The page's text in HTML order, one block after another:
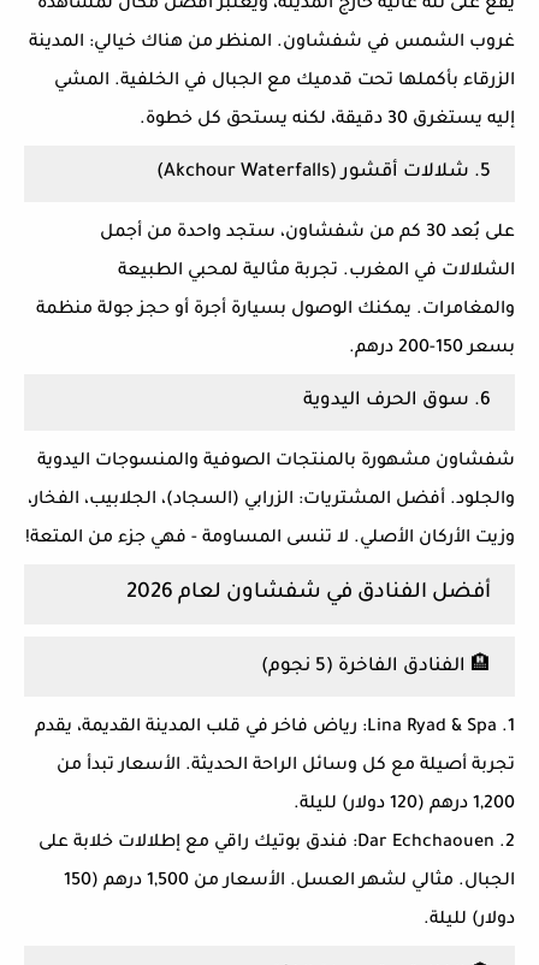
يقع على تلة عالية خارج المدينة، ويُعتبرأفضل مكان لمشاهدة
غروب الشمس في شفشاون. المنظر من هناك خيالي: المدينة
الزرقاء بأكملها تحت قدميك مع الجبال في الخلفية. المشي
إليه يستغرق 30 دقيقة، لكنه يستحق كل خطوة.
5. شلالات أقشور (Akchour Waterfalls)
على بُعد 30 كم من شفشاون، ستجد واحدة من أجمل
الشلالات في المغرب. تجربة مثالية لمحبي الطبيعة
والمغامرات. يمكنك الوصول بسيارة أجرة أو حجز جولة منظمة
بسعر 150-200 درهم.
6. سوق الحرف اليدوية
شفشاون مشهورة بالمنتجات الصوفية والمنسوجات اليدوية
والجلود. أفضل المشتريات: الزرابي (السجاد)، الجلابيب، الفخار،
وزيت الأركان الأصلي. لا تنسى المساومة - فهي جزء من المتعة!
أفضل الفنادق في شفشاون لعام 2026
🏨 الفنادق الفاخرة (5 نجوم)
1. Lina Ryad & Spa:
رياض فاخر في قلب المدينة القديمة، يقدم
تجربة أصيلة مع كل وسائل الراحة الحديثة. الأسعار تبدأ من
1,200 درهم (120 دولار) لليلة.
2. Dar Echchaouen:
فندق بوتيك راقي مع إطلالات خلابة على
الجبال. مثالي لشهر العسل. الأسعار من 1,500 درهم (150
دولار) لليلة.